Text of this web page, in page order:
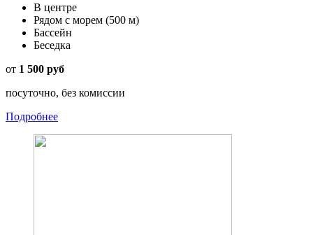
В центре
Рядом с морем (500 м)
Бассейн
Беседка
от 1 500 руб
посуточно, без комиссии
Подробнее